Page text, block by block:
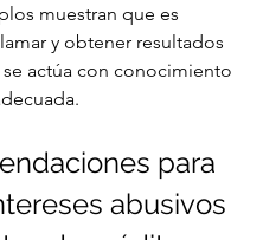
muestran que es
y obtener resultados
actúa con conocimiento
para
abusivos